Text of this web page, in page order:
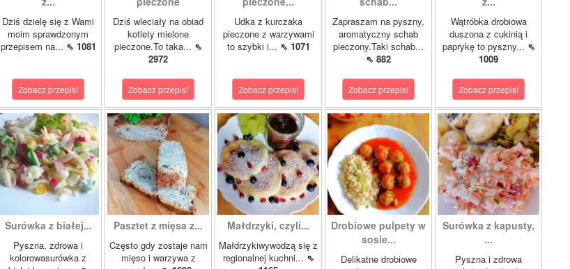
Dziś dzielę się z Wami
moim sprawdzonym
przepisem na... ⇖ 1081
Zobacz przepis!
Dziś wleciały na obiad
kotlety mielone
pieczone.To taka... ⇖
2972
Zobacz przepis!
Udka z kurczaka
pieczone z warzywami
to szybki i... ⇖ 1071
Zobacz przepis!
Zapraszam na pyszny,
aromatyczny schab
pieczony.Taki schab...
⇖ 882
Zobacz przepis!
Wątróbka drobiowa
duszona z cukinią i
paprykę to pyszny... ⇖
1009
Zobacz przepis!
Surówka z białej...
Pyszna, zdrowa i
kolorowasurówka z
Pasztet z mięsa z...
Często gdy zostaje nam
mięso i warzywa z
Małdrzyki, czyli...
Małdrzykiwywodzą się z
regionalnej kuchni... ⇖
Drobiowe pulpety w
sosie...
Delikatne drobiowe
Surówka z kapusty,
...
Pyszna i zdrowa